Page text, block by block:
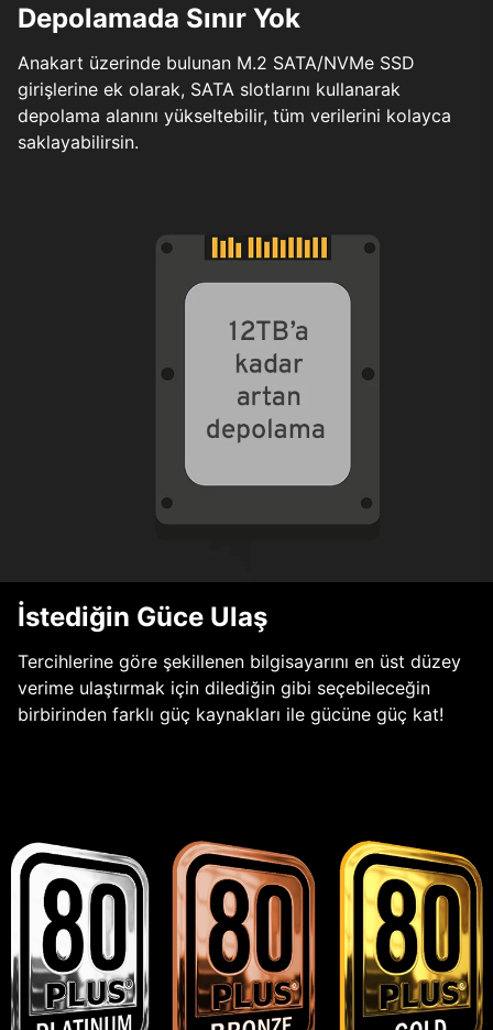
Depolamada Sınır Yok
Anakart üzerinde bulunan M.2 SATA/NVMe SSD
girişlerine ek olarak, SATA slotlarını kullanarak
depolama alanını yükseltebilir, tüm verilerini kolayca
saklayabilirsin.
İstediğin Güce Ulaş
Tercihlerine göre şekillenen bilgisayarını en üst düzey
verime ulaştırmak için dilediğin gibi seçebileceğin
birbirinden farklı güç kaynakları ile gücüne güç kat!